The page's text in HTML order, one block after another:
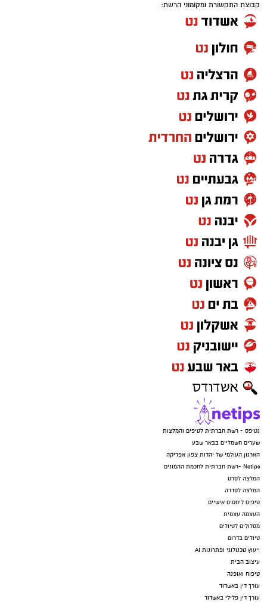
קבוצת התקשורת ומקומוני הרשת:
נטיפס - רשת חברתית לטיפים והמלצות
שערים חשמליים בבאר שבע
הארגון העולמי של יהדות צפון אפריקה
Netips -רשת חברתית לחכמת ההמונים
המלצה לסרט
המלצה לסדרה
טיפים ליחסים אישיים
העצמה עצמית
מסלולים לטיולים
טיולים בדרום
ייעוץ טכנולוגי ופתרונות AI
עיצוב הבית
טיפוח ואופנה
עורך דין באשדוד
עורך דין פלילי באשדוד